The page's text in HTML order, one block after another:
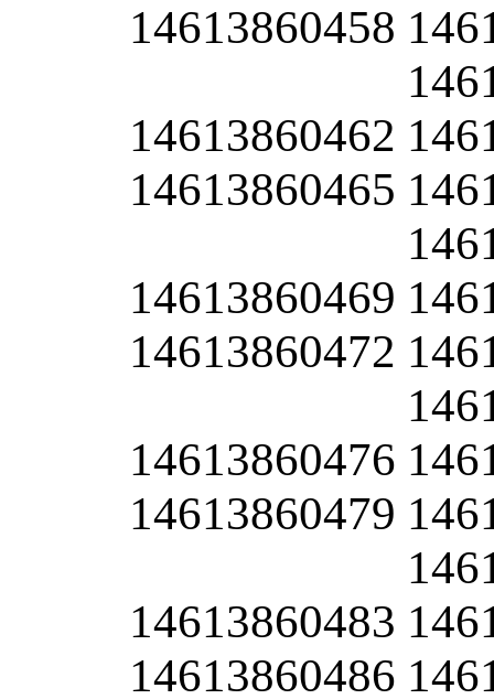
14613860458
14613860462
14613860465
14613860469
14613860472
14613860476
14613860479
14613860483
14613860486